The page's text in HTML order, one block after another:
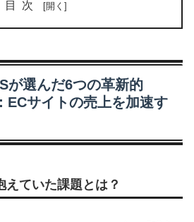
目次
が選んだ6つの革新的
サイトの売上を加速す
えていた課題とは？